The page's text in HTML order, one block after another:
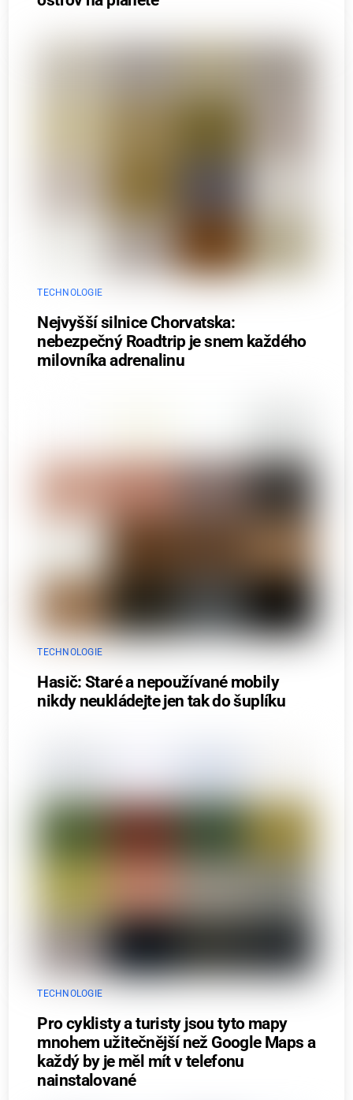
TECHNOLOGIE
Nejvyšší silnice Chorvatska:
nebezpečný Roadtrip je snem každého
milovníka adrenalinu
TECHNOLOGIE
Hasič: Staré a nepoužívané mobily
nikdy neukládejte jen tak do šuplíku
TECHNOLOGIE
Pro cyklisty a turisty jsou tyto mapy
mnohem užitečnější než Google Maps a
každý by je měl mít v telefonu
nainstalované